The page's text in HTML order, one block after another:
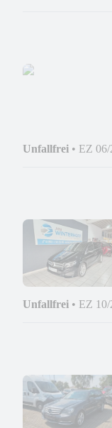
Unfallfrei • EZ 06/
Unfallfrei • EZ 10/